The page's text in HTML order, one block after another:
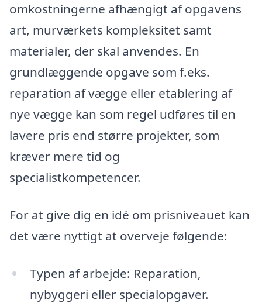
omkostningerne afhængigt af opgavens
art, murværkets kompleksitet samt
materialer, der skal anvendes. En
grundlæggende opgave som f.eks.
reparation af vægge eller etablering af
nye vægge kan som regel udføres til en
lavere pris end større projekter, som
kræver mere tid og
specialistkompetencer.
For at give dig en idé om prisniveauet kan
det være nyttigt at overveje følgende:
Typen af arbejde: Reparation,
nybyggeri eller specialopgaver.